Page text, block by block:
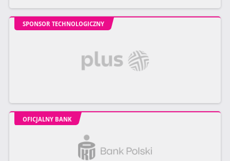
SPONSOR TECHNOLOGICZNY
OFICJALNY BANK